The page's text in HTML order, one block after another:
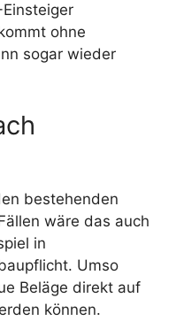
ohne
sogar wieder
bestehenden
wäre das auch
in
Umso
Beläge direkt auf
können.